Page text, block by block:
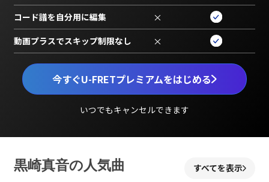
今すぐU-FRETプレミアムをはじめる
いつでもキャンセルできます
コード譜を自分用に編集 ×
動画プラスでスキップ制限なし ×
黒崎真音の人気曲 すべてを表示